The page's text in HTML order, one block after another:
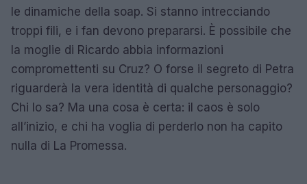
le dinamiche della soap. Si stanno intrecciando
troppi fili, e i fan devono prepararsi. È possibile che
la moglie di Ricardo abbia informazioni
compromettenti su Cruz? O forse il segreto di Petra
riguarderà la vera identità di qualche personaggio?
Chi lo sa? Ma una cosa è certa: il caos è solo
all’inizio, e chi ha voglia di perderlo non ha capito
nulla di La Promessa.